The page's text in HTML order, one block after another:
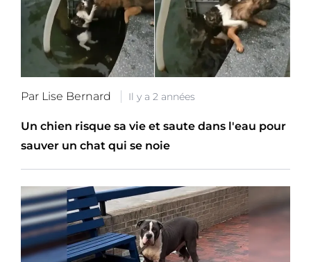
Par Lise Bernard Il y a 2 années
Un chien risque sa vie et saute dans l'eau pour
sauver un chat qui se noie